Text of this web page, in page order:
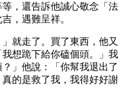
，還告訴他誠心敬念「法
，遇難呈祥。
就走了。買了東西，他又
想跪下給你磕個頭。」我
」他說：「你幫我退出了
的是救了我，我得好好謝